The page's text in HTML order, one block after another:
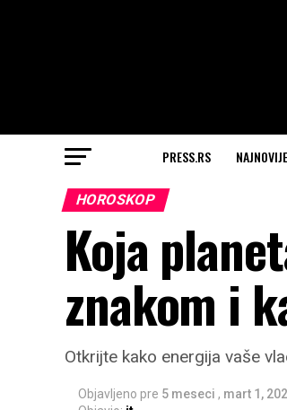
PRESS.RS NAJNOVIJE
HOROSKOP
Koja
znakom i
Otkrijte kako energija vaše
Objavljeno pre 5 meseci , mart 1,